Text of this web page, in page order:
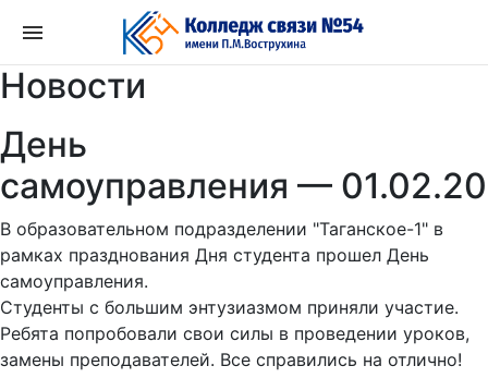
содержимому
Новости
День
самоуправления —
В образовательном подразделении "Таганское-1" в
рамках празднования Дня студента прошел День
самоуправления.
Студенты с большим энтузиазмом приняли участие.
Ребята попробовали свои силы в проведении уроков,
замены преподавателей. Все справились на отлично!